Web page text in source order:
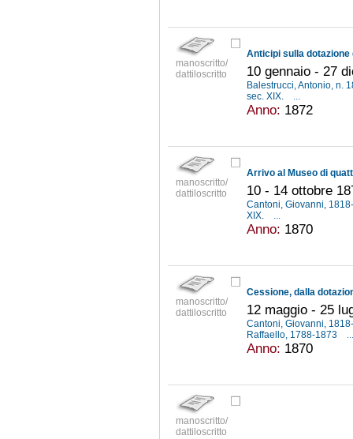
manoscritto/
dattiloscritto
10 gennaio - 27
Balestrucci, Antonio, n.
sec. XIX.
...
Anno: 1872
manoscritto/
dattiloscritto
10 - 14 ottobre
Cantoni, Giovanni,
XIX.
...
Anno: 1870
manoscritto/
dattiloscritto
12 maggio - 25
Cantoni, Giovanni,
Raffaello, 1788-1873
...
Anno: 1870
manoscritto/
dattiloscritto